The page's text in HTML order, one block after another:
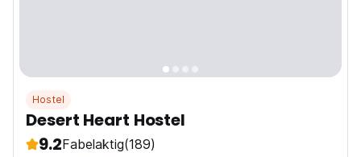
Hostel
Desert Heart Hostel
9.2Fabelaktig(189)